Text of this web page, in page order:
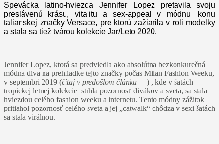
Spevácka latino-hviezda Jennifer Lopez pretavila svoju
preslávenú krásu, vitalitu a sex-appeal v módnu ikonu
talianskej značky Versace, pre ktorú zažiarila v roli modelky
a stala sa tiež tvárou kolekcie Jar/Leto 2020.
Jennifer Lopez, ktorá sa predviedla ako absolútna bezkonkurečná
módna diva na prehliadke tejto značky počas Milan Fashion Weeku,
v septembri 2019 (čítaj v predošlom článku – ) , kde v šatách
tropickej letnej kolekcie strhla pozornosť divákov a sveta, sa stala
hviezdou celého fashion weeku a internetu. Tento módny zážitok
pritiahol pozornosť celého sveta a jej „catwalk“ chôdza v sexi šatách
sa stala virálnou.